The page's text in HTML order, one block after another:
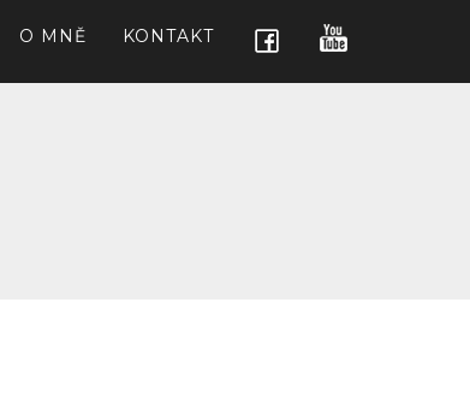
O MNĚ KONTAKT